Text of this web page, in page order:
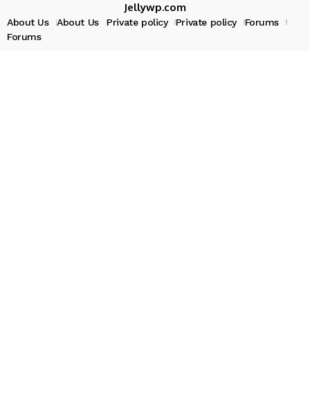
Jellywp.com
About Us About Us Private policy Private policy
Forums
Forums